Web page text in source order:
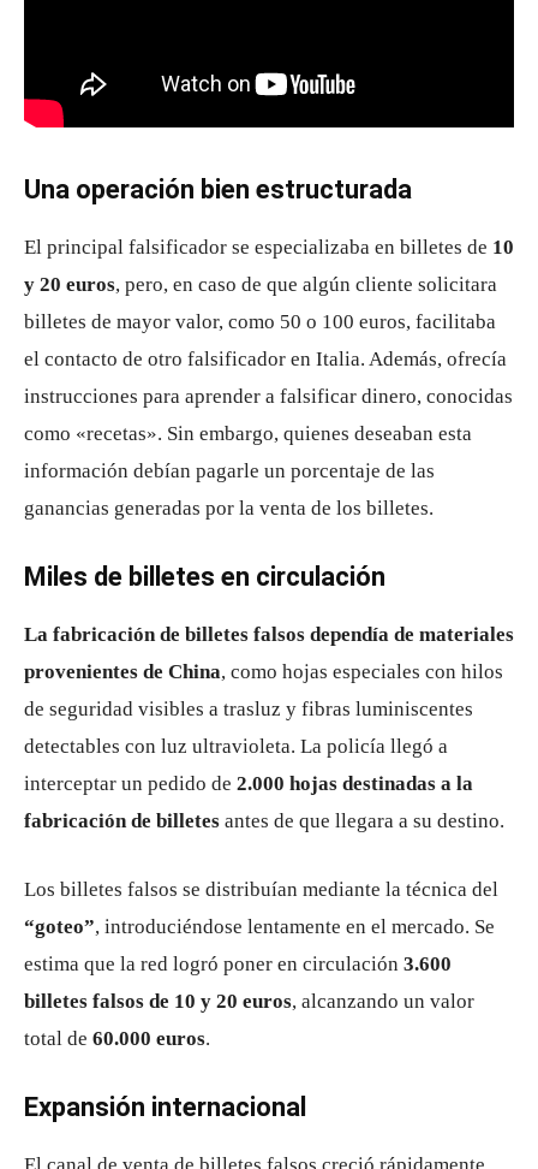
Una operación bien estructurada
El principal falsificador se especializaba en billetes de 10
y 20 euros, pero, en caso de que algún cliente solicitara
billetes de mayor valor, como 50 o 100 euros, facilitaba
el contacto de otro falsificador en Italia. Además, ofrecía
instrucciones para aprender a falsificar dinero, conocidas
como «recetas». Sin embargo, quienes deseaban esta
información debían pagarle un porcentaje de las
ganancias generadas por la venta de los billetes.
Miles de billetes en circulación
La fabricación de billetes falsos dependía de materiales
provenientes de China, como hojas especiales con hilos
de seguridad visibles a trasluz y fibras luminiscentes
detectables con luz ultravioleta. La policía llegó a
interceptar un pedido de 2.000 hojas destinadas a la
fabricación de billetes antes de que llegara a su destino.
Los billetes falsos se distribuían mediante la técnica del
“goteo”, introduciéndose lentamente en el mercado. Se
estima que la red logró poner en circulación 3.600
billetes falsos de 10 y 20 euros, alcanzando un valor
total de 60.000 euros.
Expansión internacional